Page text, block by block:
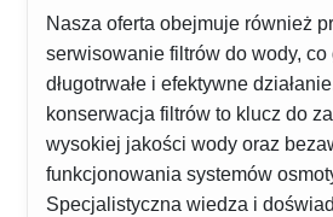
Nasza oferta obejmuje również
serwisowanie filtrów do wody, co
długotrwałe i efektywne
konserwacja filtrów to klucz do
wysokiej jakości wody oraz
funkcjonowania systemów
Specjalistyczna wiedza i